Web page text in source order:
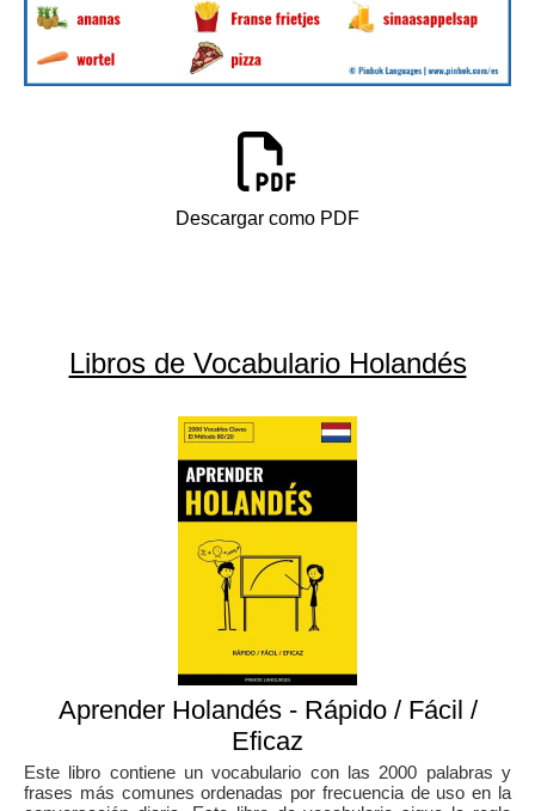
Descargar como PDF
Libros de Vocabulario Holandés
Aprender Holandés - Rápido / Fácil /
Eficaz
Este libro contiene un vocabulario con las 2000 palabras y
frases más comunes ordenadas por frecuencia de uso en la